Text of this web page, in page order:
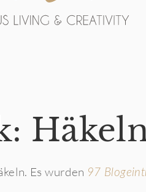
Es wurden 97